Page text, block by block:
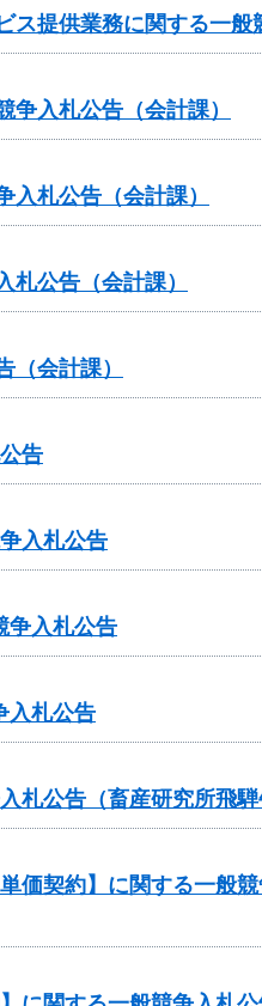
提供業務に関する一般
入札公告（会計課）
札公告（会計課）
公告（会計課）
会計課）
告
入札公告
争入札公告
入札公告
札公告（畜産研究所飛騨
価契約】に関する一般